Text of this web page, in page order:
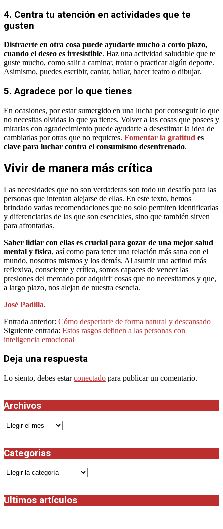
4. Centra tu atención en actividades que te
gusten
Distraerte en otra cosa puede ayudarte mucho a corto plazo,
cuando el deseo es irresistible. Haz una actividad saludable que te
guste mucho, como salir a caminar, trotar o practicar algún deporte.
Asimismo, puedes escribir, cantar, bailar, hacer teatro o dibujar.
5. Agradece por lo que tienes
En ocasiones, por estar sumergido en una lucha por conseguir lo que
no necesitas olvidas lo que ya tienes. Volver a las cosas que posees y
mirarlas con agradecimiento puede ayudarte a desestimar la idea de
cambiarlas por otras que no requieres. Fomentar la gratitud es
clave para luchar contra el consumismo desenfrenado.
Vivir de manera más crítica
Las necesidades que no son verdaderas son todo un desafío para las
personas que intentan alejarse de ellas. En este texto, hemos
brindado varias recomendaciones que no solo permiten identificarlas
y diferenciarlas de las que son esenciales, sino que también sirven
para afrontarlas.
Saber lidiar con ellas es crucial para gozar de una mejor salud
mental y física, así como para tener una relación más sana con el
mundo, nosotros mismos y los demás. Al asumir una actitud más
reflexiva, consciente y crítica, somos capaces de vencer las
presiones del mercado por adquirir cosas que no necesitamos y que,
a largo plazo, nos alejan de nuestra esencia.
José Padilla.
2024-
01-
20
Entrada anterior: Cómo despertarte de forma natural y descansado
Siguiente entrada: Estos rasgos definen a las personas con
inteligencia emocional
Deja una respuesta
Lo siento, debes estarconectado para publicar un comentario.
Archivos
Archivos
Categorias
Categorias
Ultimos artículos